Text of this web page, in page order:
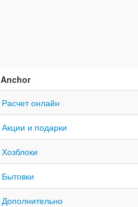
Anchor
Расчет онлайн
Акции и подарки
Хозблоки
Бытовки
Дополнительно